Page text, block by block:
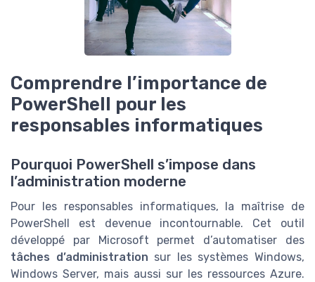
Comprendre l’importance de
PowerShell pour les
responsables informatiques
Pourquoi PowerShell s’impose dans
l’administration moderne
Pour les responsables informatiques, la maîtrise de
PowerShell est devenue incontournable. Cet outil
développé par Microsoft permet d’automatiser des
tâches d’administration sur les systèmes Windows,
Windows Server, mais aussi sur les ressources Azure.